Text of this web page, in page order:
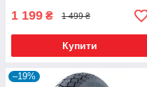
1 199 ₴ 1 499 ₴
Купити
–19%